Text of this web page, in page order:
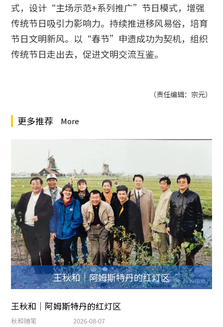
式，设计“主场示范+系列推广”节日模式，增强
传统节日吸引力影响力。持续推进移风易俗，培育
节日文明新风。以“春节”申遗成功为契机，组织
传统节日走出去，促进文明交流互鉴。
（责任编辑：宗元）
更多推荐 More
王秋和｜阿姆斯特丹的红灯区
王秋和｜阿姆斯特丹的红灯区
秋和随笔 2026-08-07